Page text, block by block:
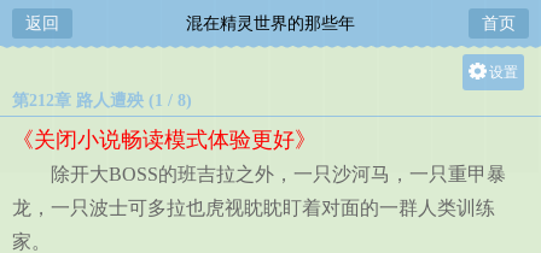
返回 混在精灵世界的那些年 首页
设置
中
小
第212章 路人遭殃 (1 / 8)
《关闭小说畅读模式体验更好》
除开大BOSS的班吉拉之外，一只沙河马，一只重甲暴
龙，一只波士可多拉也虎视眈眈盯着对面的一群人类训练
家。